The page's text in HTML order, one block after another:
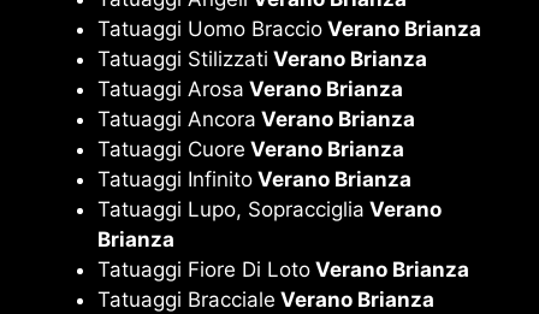
Tatuaggi Uomo Braccio Verano Brianza
Tatuaggi Stilizzati Verano Brianza
Tatuaggi Arosa Verano Brianza
Tatuaggi Ancora Verano Brianza
Tatuaggi Cuore Verano Brianza
Tatuaggi Infinito Verano Brianza
Tatuaggi Lupo, Sopracciglia Verano
Brianza
Tatuaggi Fiore Di Loto Verano Brianza
Tatuaggi Bracciale Verano Brianza